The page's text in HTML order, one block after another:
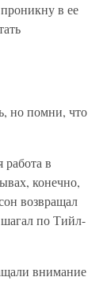
в ее
но помни, что
в
конечно,
возвращал
по Тийл-
внимание